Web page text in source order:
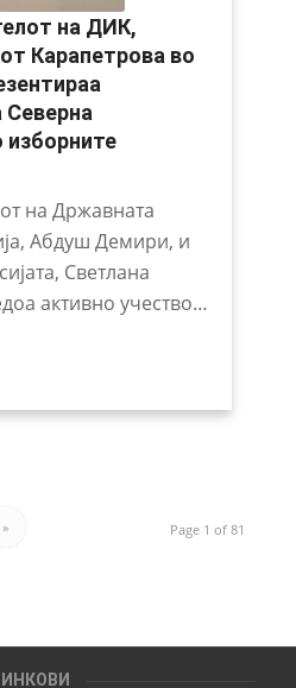
на ДИК,
Карапетрова во
Северна
изборните
на Државната
Абдуш Демири, и
Светлана
активно учество…
Page 1 of 81
»